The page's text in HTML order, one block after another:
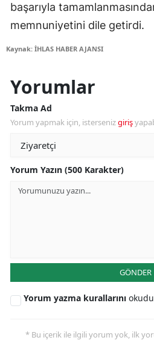
başarıyla
memnuniyetini dile getirdi.
Kaynak: İHLAS HABER AJANSI
Yorumlar
Takma Ad
Yorum yapmak için, istersenizgiriş
Yorum Yazın (500 Karakter)
GÖNDER
Yorum yazma kurallarını
* Bu içerik ile ilgili yorum yok, ilk